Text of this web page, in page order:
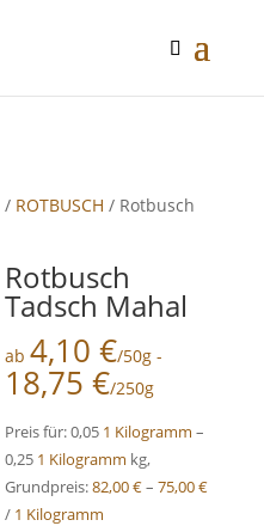
/ ROTBUSCH / Rotbusch
Rotbusch
Tadsch Mahal
ab4,10€/50g -
18,75€/250g
Preis für: 0,05 1 Kilogramm –
0,25 1 Kilogramm kg,
Grundpreis:82,00€–75,00€
/ 1 Kilogramm